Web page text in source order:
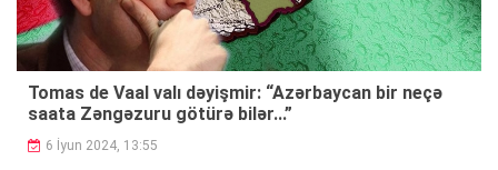
Tomas de Vaal valı dəyişmir: “Azərbaycan bir neçə
saata Zəngəzuru götürə bilər...”
6 İyun 2024, 13:55